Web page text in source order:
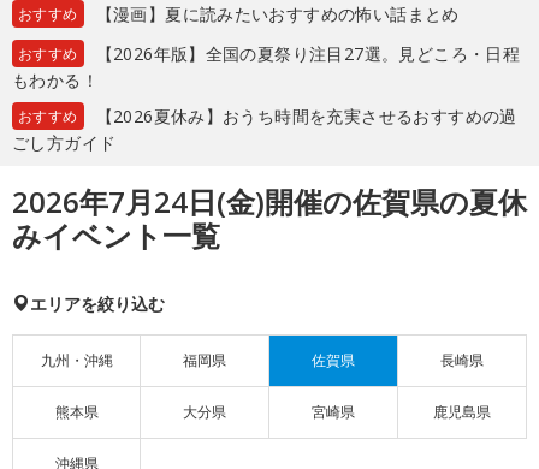
おすすめ 【漫画】夏に読みたいおすすめの怖い話まとめ
おすすめ
【2026年版】全国の夏祭り注目27選。見どころ・日程
もわかる！
おすすめ
【2026夏休み】おうち時間を充実させるおすすめの過
ごし方ガイド
2026年7月24日(金)開催の佐賀県の夏休
みイベント一覧
エリアを絞り込む
九州・沖縄 福岡県 佐賀県 長崎県
熊本県 大分県 宮崎県 鹿児島県
沖縄県